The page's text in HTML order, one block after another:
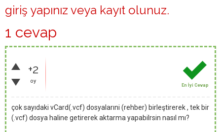
giriş yapınız veya kayıt olunuz.
1 cevap
+2
oy
En İyi Cevap
çok sayıdaki vCard(.vcf) dosyalarıni (rehber) birleştirerek , tek bir
(.vcf) dosya haline getirerek aktarma yapabilrsin nasıl mı?